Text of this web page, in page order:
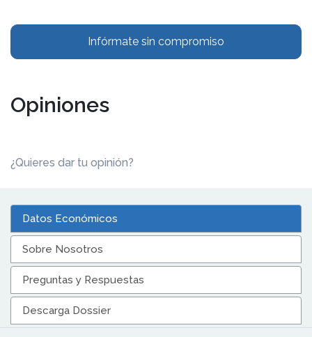
Infórmate sin compromiso
Opiniones
¿Quieres dar tu opinión?
Datos Económicos
Sobre Nosotros
Preguntas y Respuestas
Descarga Dossier